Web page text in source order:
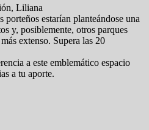
Liliana
porteños estarían planteándose una
y, posiblemente, otros parques
extenso. Supera las 20
a este emblemático espacio
a tu aporte.